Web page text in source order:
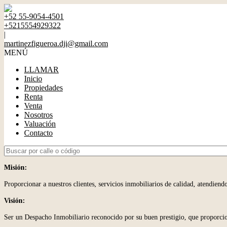
+52 55-9054-4501
+5215554929322
|
martinezfigueroa.dji@gmail.com
MENÚ
LLAMAR
Inicio
Propiedades
Renta
Venta
Nosotros
Valuación
Contacto
Misión:
Proporcionar a nuestros clientes, servicios inmobiliarios de calidad,
Visión:
Ser un Despacho Inmobiliario reconocido por su buen prestigio, que